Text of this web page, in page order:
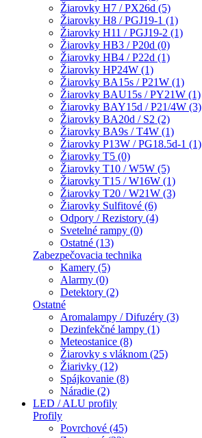
Žiarovky H7 / PX26d (5)
Žiarovky H8 / PGJ19-1 (1)
Žiarovky H11 / PGJ19-2 (1)
Žiarovky HB3 / P20d (0)
Žiarovky HB4 / P22d (1)
Žiarovky HP24W (1)
Žiarovky BA15s / P21W (1)
Žiarovky BAU15s / PY21W (1)
Žiarovky BAY15d / P21/4W (3)
Žiarovky BA20d / S2 (2)
Žiarovky BA9s / T4W (1)
Žiarovky P13W / PG18.5d-1 (1)
Žiarovky T5 (0)
Žiarovky T10 / W5W (5)
Žiarovky T15 / W16W (1)
Žiarovky T20 / W21W (3)
Žiarovky Sulfitové (6)
Odpory / Rezistory (4)
Svetelné rampy (0)
Ostatné (13)
Zabezpečovacia technika
Kamery (5)
Alarmy (0)
Detektory (2)
Ostatné
Aromalampy / Difuzéry (3)
Dezinfekčné lampy (1)
Meteostanice (8)
Žiarovky s vláknom (25)
Žiarivky (12)
Spájkovanie (8)
Náradie (2)
LED / ALU profily
Profily
Povrchové (45)